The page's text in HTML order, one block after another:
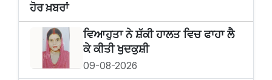
ਹੋਰ ਖ਼ਬਰਾਂ
ਵਿਆਹੁਤਾ ਨੇ ਸ਼ੱਕੀ ਹਾਲਤ ਵਿਚ ਫਾਹਾ ਲੈ
ਕੇ ਕੀਤੀ ਖੁਦਕੁਸ਼ੀ
09-08-2026